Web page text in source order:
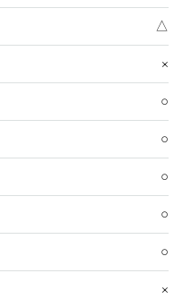
△
×
○
○
○
○
○
×